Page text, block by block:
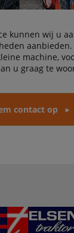
kunnen wij u
machine,
u graag te
contact op